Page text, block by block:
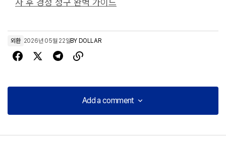
사 후 경정 청구 완벽 가이드
외환 2026년 05월 22일BY DOLLAR
Add a comment
Add a comment